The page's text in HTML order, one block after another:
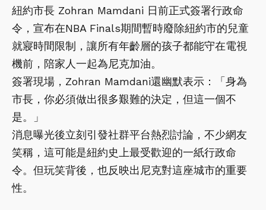
紐約市長 Zohran Mamdani 日前正式簽署行政命
令，宣布在NBA Finals期間暫時廢除紐約市的兒童
就寢時間限制，讓所有年齡層的孩子都能守在電視
機前，陪家人一起為尼克加油。
簽署現場，Zohran Mamdani還幽默表示：「身為
市長，你必須做出很多艱難的決定，但這一個不
是。」
消息曝光後立刻引發社群平台熱烈討論，不少網友
笑稱，這可能是紐約史上最受歡迎的一紙行政命
令。但玩笑背後，也反映出尼克對這座城市的重要
性。